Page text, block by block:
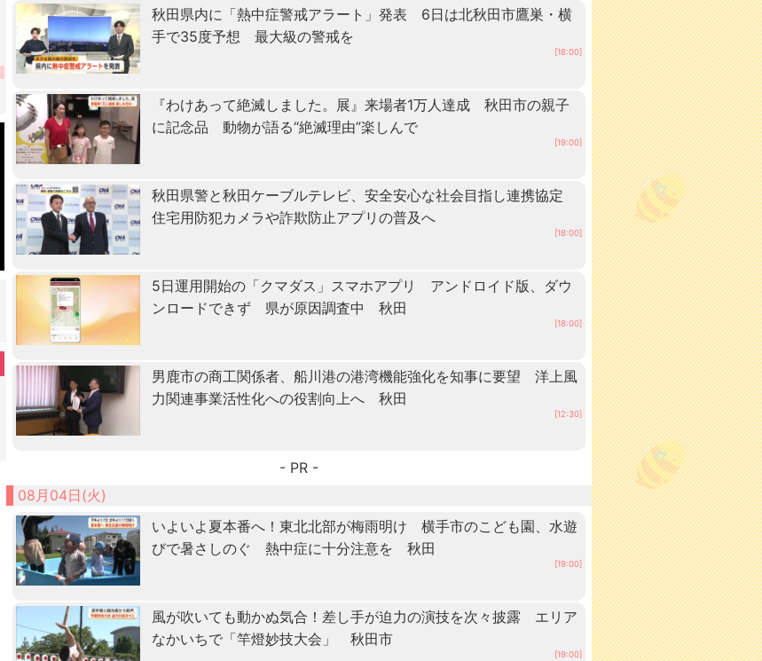
秋田県内に「熱中症警戒アラート」発表 6日は北秋田市鷹巣・横
手で35度予想 最大級の警戒を
[18:00]
『わけあって絶滅しました。展』来場者1万人達成 秋田市の親子
に記念品 動物が語る“絶滅理由”楽しんで
[19:00]
秋田県警と秋田ケーブルテレビ、安全安心な社会目指し連携協定
住宅用防犯カメラや詐欺防止アプリの普及へ
[18:00]
5日運用開始の「クマダス」スマホアプリ アンドロイド版、ダウ
ンロードできず 県が原因調査中 秋田
[18:00]
男鹿市の商工関係者、船川港の港湾機能強化を知事に要望 洋上風
力関連事業活性化への役割向上へ 秋田
[12:30]
- PR -
08月04日(火)
いよいよ夏本番へ！東北北部が梅雨明け 横手市のこども園、水遊
びで暑さしのぐ 熱中症に十分注意を 秋田
[19:00]
風が吹いても動かぬ気合！差し手が迫力の演技を次々披露 エリア
なかいちで「竿燈妙技大会」 秋田市
[19:00]